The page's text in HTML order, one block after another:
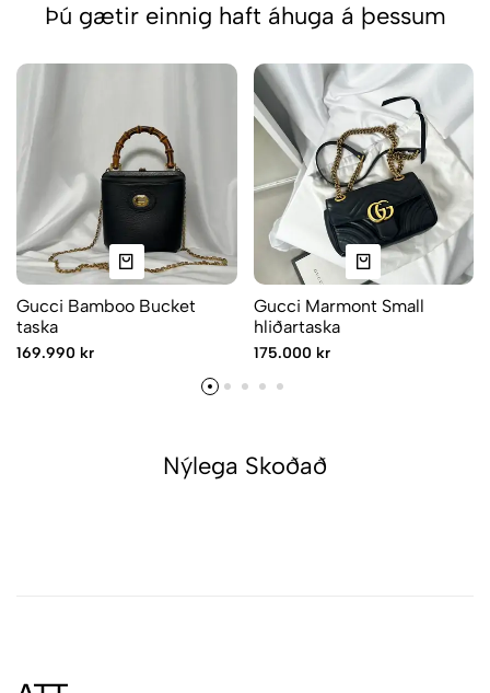
Þú gætir einnig haft áhuga á þessum
Gucci Bamboo Bucket
taska
169.990 kr
Gucci Marmont Small
hliðartaska
175.000 kr
Nýlega Skoðað